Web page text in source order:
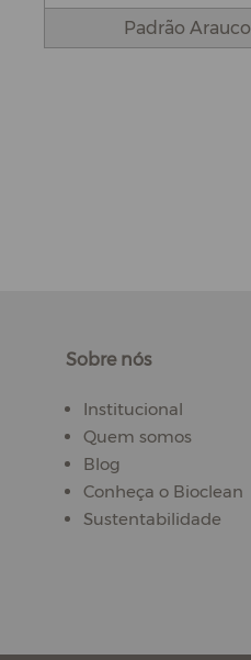
Padrão Arauco
Sobre nós
Institucional
Quem somos
Blog
Conheça o Bioclean
Sustentabilidade